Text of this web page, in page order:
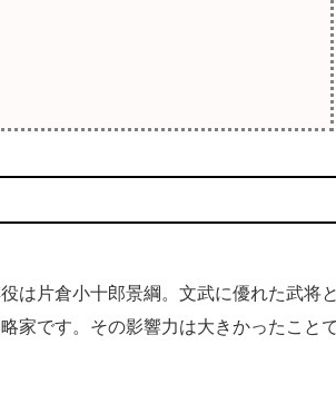
は片倉小十郎景綱。文武に優れた武将
家です。その影響力は大きかったこと